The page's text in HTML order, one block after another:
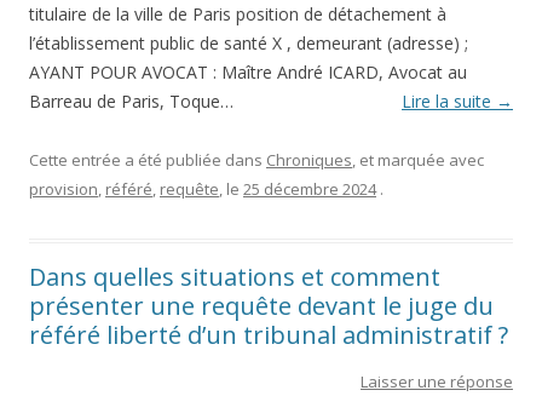
titulaire de la ville de Paris position de détachement à
l’établissement public de santé X , demeurant (adresse) ;
AYANT POUR AVOCAT : Maître André ICARD, Avocat au
Barreau de Paris, Toque…
Lire la suite →
Cette entrée a été publiée dans Chroniques, et marquée avec
provision, référé, requête, le 25 décembre 2024 .
Dans quelles situations et comment
présenter une requête devant le juge du
référé liberté d’un tribunal administratif ?
Laisser une réponse